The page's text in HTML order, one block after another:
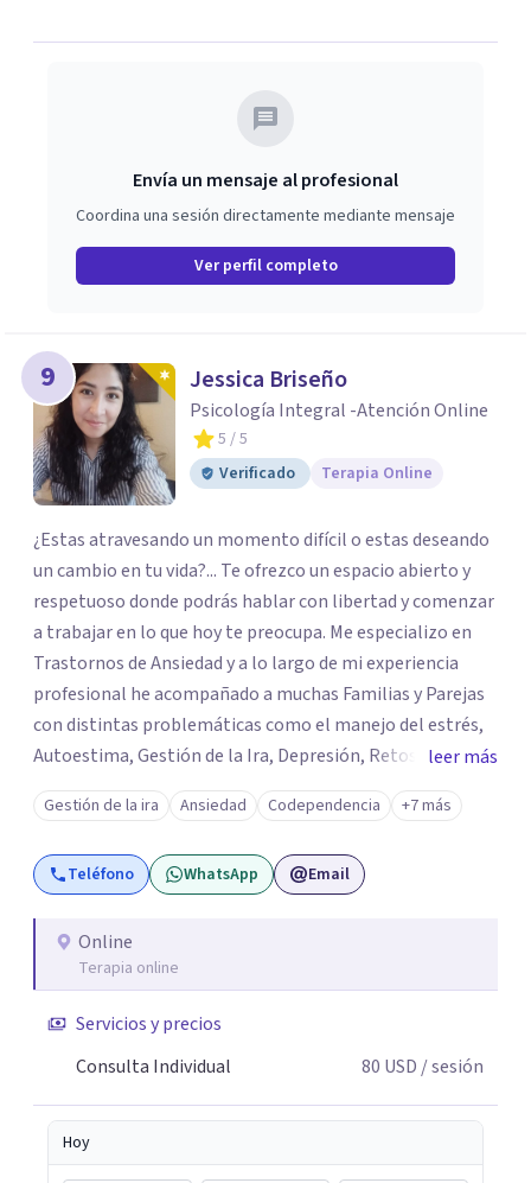
Envía un mensaje al profesional
Coordina una sesión directamente mediante mensaje
Ver perfil completo
9 Jessica Briseño
Psicología Integral -Atención Online
5 / 5
Verificado
Terapia Online
¿Estas atravesando un momento difícil o estas deseando
un cambio en tu vida?... Te ofrezco un espacio abierto y
respetuoso donde podrás hablar con libertad y comenzar
a trabajar en lo que hoy te preocupa. Me especializo en
Trastornos de Ansiedad y a lo largo de mi experiencia
profesional he acompañado a muchas Familias y Parejas
con distintas problemáticas como el manejo del estrés,
Autoestima, Gestión de la Ira, Depresión, Retos en la
Crianza, Codependencia, Celos, entre otros. Cuento con
más de 12 años de experiencia en el área de la Salud
mental y he trabajado en distintos contextos clínicos con
niños, Adolescentes y Adultos
leer más
Gestión de la ira Ansiedad Codependencia +7 más
Teléfono WhatsApp Email
Online
Terapia online
Servicios y precios
Consulta Individual
80 USD / sesión
Hoy